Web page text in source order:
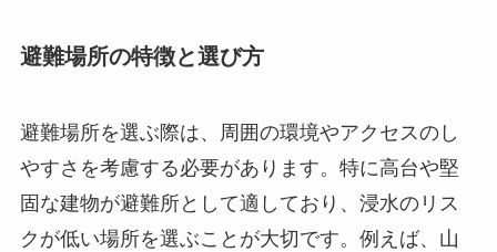
避難場所の特徴と選び方
避難場所を選ぶ際は、周囲の環境やアクセスのし
やすさを考慮する必要があります。特に高台や堅
固な建物が避難所として適しており、浸水のリス
クが低い場所を選ぶことが大切です。例えば、山